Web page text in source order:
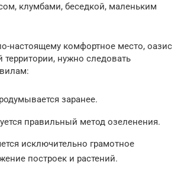
клумбами, беседкой, маленьким
настоящему комфортное место, оазис
территории, нужно следовать
заранее.
правильный метод озеленения.
исключительно грамотное
построек и растений.